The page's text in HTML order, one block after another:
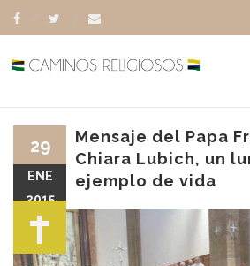
Mensaje del Papa
Chiara Lubich, un
ejemplo de vida
29
ENE
2015